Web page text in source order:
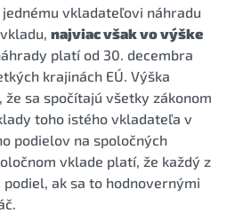
vkladateľovi náhradu
najviac však vo výške
platí od 30. decembra
krajinách EÚ. Výška
sa spočítajú všetky zákonom
toho istého vkladateľa v
podielov na spoločných
vklade platí, že každý z
ak sa to hodnovernými